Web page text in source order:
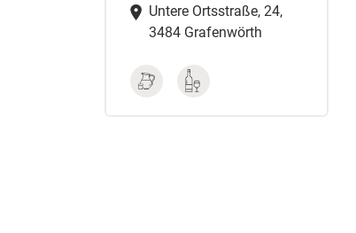
Untere Ortsstraße, 24,
3484 Grafenwörth